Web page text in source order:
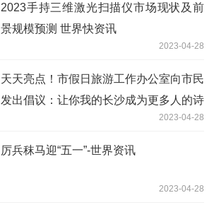
2023手持三维激光扫描仪市场现状及前
景规模预测 世界快资讯
2023-04-28
天天亮点！市假日旅游工作办公室向市民
发出倡议：让你我的长沙成为更多人的诗
2023-04-28
厉兵秣马迎“五一”-世界资讯
2023-04-28